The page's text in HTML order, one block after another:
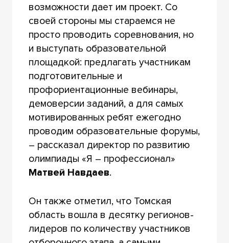
возможности дает им проект. Со
своей стороны мы стараемся не
просто проводить соревнования, но
и выступать образовательной
площадкой: предлагать участникам
подготовительные и
профориентационные вебинары,
демоверсии заданий, а для самых
мотивированных ребят ежегодно
проводим образовательные форумы,
– рассказал директор по развитию
олимпиады «Я – профессионал»
Матвей Навдаев.
Он также отметил, что Томская
область вошла в десятку регионов-
лидеров по количеству участников